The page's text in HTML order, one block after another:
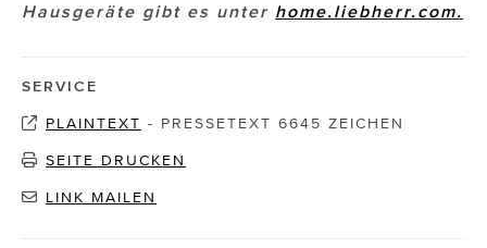
Hausgeräte gibt es unter home.liebherr.com.
SERVICE
PLAINTEXT - PRESSETEXT 6645 ZEICHEN
SEITE DRUCKEN
LINK MAILEN